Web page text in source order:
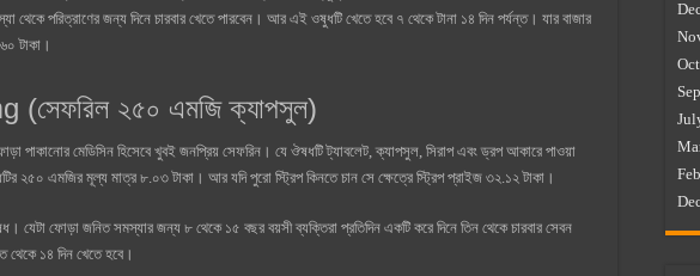
থেকে পরিত্রাণের জন্য দিনে চারবার খেতে পারবেন। আর এই ওষুধটি খেতে হবে ৭ থেকে টানা ১৪ দিন পর্যন্ত। যার বাজার
টাকা।
(সেফরিল ২৫০ এমজি ক্যাপসুল)
পাকানোর মেডিসিন হিসেবে খুবই জনপ্রিয় সেফরিন। যে ঔষধটি ট্যাবলেট, ক্যাপসুল, সিরাপ এবং ড্রপ আকারে পাওয়া
২৫০ এমজির মূল্য মাত্র ৮.০৩ টাকা। আর যদি পুরো স্ট্রিপ কিনতে চান সে ক্ষেত্রে স্ট্রিপ প্রাইজ ৩২.১২ টাকা।
যেটা ফোড়া জনিত সমস্যার জন্য ৮ থেকে ১৫ বছর বয়সী ব্যক্তিরা প্রতিদিন একটি করে দিনে তিন থেকে চারবার সেবন
থেকে ১৪ দিন খেতে হবে।